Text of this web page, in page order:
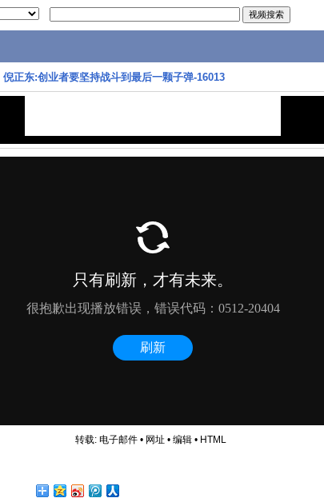
倪正东:创业者要坚持战斗到最后一颗子弹-16013
转载: 电子邮件• 网址 • 编辑• HTML